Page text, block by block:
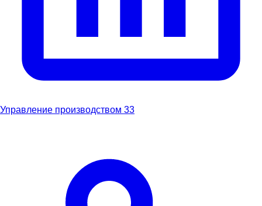
Управление производством 33